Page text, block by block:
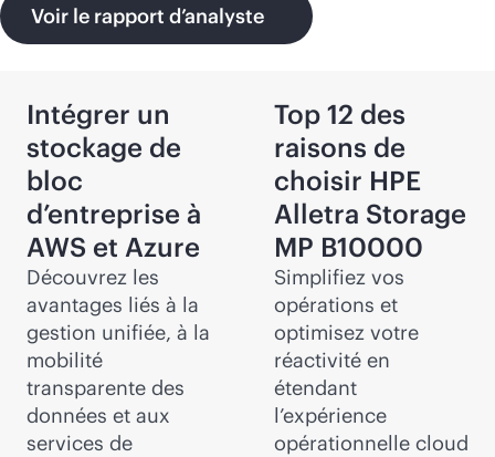
Voir le rapport d’analyste
Intégrer un
stockage de
bloc
d’entreprise à
AWS et Azure
Découvrez les
avantages liés à la
gestion unifiée, à la
mobilité
transparente des
données et aux
services de
Top 12 des
raisons de
choisir HPE
Alletra Storage
MP B10000
Simplifiez vos
opérations et
optimisez votre
réactivité en
étendant
l’expérience
opérationnelle cloud